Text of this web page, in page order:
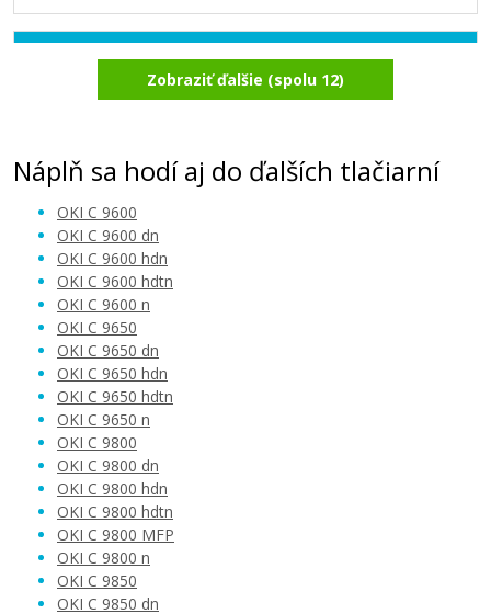
OKI 42918915 (Azúrový)
Kompatibilné toner s OKI 43112702 (Čierny
+ Farebné) multipack
Súprava kompatibilných tonerov
Zobraziť ďalšie (spolu 12)
Náplň sa hodí aj do ďalších tlačiarní
OKI C 9600
OKI C 9600 dn
OKI C 9600 hdn
OKI C 9600 hdtn
OKI C 9600 n
OKI C 9650
OKI C 9650 dn
OKI C 9650 hdn
OKI C 9650 hdtn
OKI C 9650 n
OKI C 9800
OKI C 9800 dn
OKI C 9800 hdn
OKI C 9800 hdtn
OKI C 9800 MFP
OKI C 9800 n
OKI C 9850
OKI C 9850 dn